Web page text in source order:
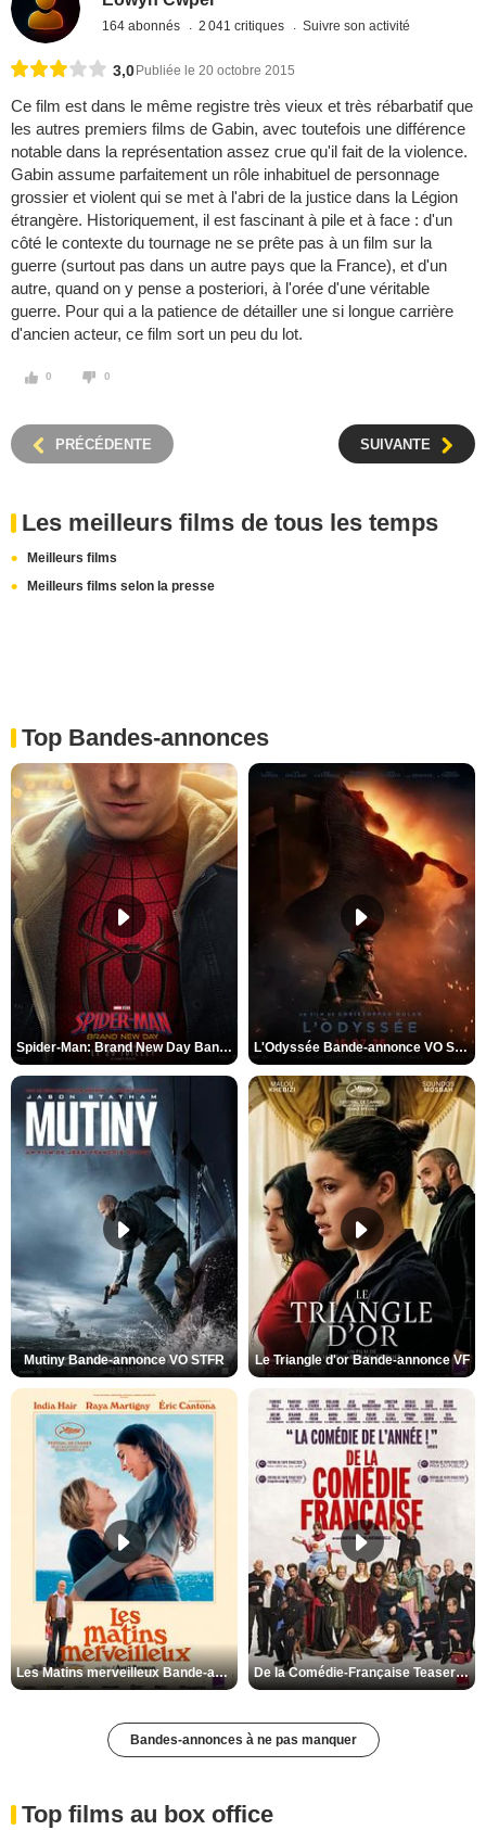
164 abonnés 2 041 critiques Suivre son activité
3,0 Publiée le 20 octobre 2015
Ce film est dans le même registre très vieux et très rébarbatif que
les autres premiers films de Gabin, avec toutefois une différence
notable dans la représentation assez crue qu'il fait de la violence.
Gabin assume parfaitement un rôle inhabituel de personnage
grossier et violent qui se met à l'abri de la justice dans la Légion
étrangère. Historiquement, il est fascinant à pile et à face : d'un
côté le contexte du tournage ne se prête pas à un film sur la
guerre (surtout pas dans un autre pays que la France), et d'un
autre, quand on y pense a posteriori, à l'orée d'une véritable
guerre. Pour qui a la patience de détailler une si longue carrière
d'ancien acteur, ce film sort un peu du lot.
0 0
PRÉCÉDENTE SUIVANTE
Les meilleurs films de tous les temps
Meilleurs films
Meilleurs films selon la presse
Top Bandes-annonces
Spider-Man: Brand New Day Bande-annonce VO STFR L'Odyssée Bande-annonce VO STFR
Mutiny Bande-annonce VO STFR Le Triangle d'or Bande-annonce VF
Les Matins merveilleux Bande-annonce VF De la Comédie-Française Teaser VF
Bandes-annonces à ne pas manquer
Top films au box office